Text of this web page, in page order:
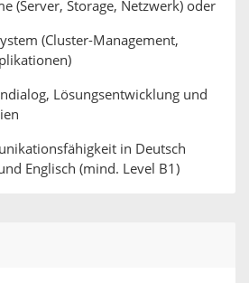
(Server, Storage, Netzwerk) oder
(Cluster-Management,
Lösungsentwicklung und
in Deutsch
Englisch (mind. Level B1)